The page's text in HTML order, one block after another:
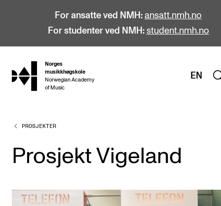
For ansatte ved NMH: ansatt.nmh.no
For studenter ved NMH: student.nmh.no
hjem
Norges
musikkhøgskole
Norwegian Academy
of Music
EN
STUDIER
Alle studier
Bachelor
Doktorgrad
PROSJEKTER
Prosjekt Vigeland